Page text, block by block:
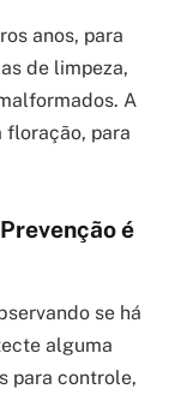
anos, para
de limpeza,
A
floração, para
é
se há
alguma
para controle,